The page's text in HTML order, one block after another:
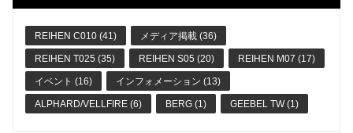
REIHEN C010 (41) メディア掲載 (36)
REIHEN T025 (35) REIHEN S05 (20) REIHEN M07 (17)
イベント (16) インフォメーション (13)
ALPHARD/VELLFIRE (6) BERG (1) GEEBEL TW (1)